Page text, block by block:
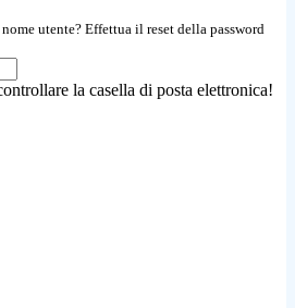
utente? Effettua il reset della password
la casella di posta elettronica!